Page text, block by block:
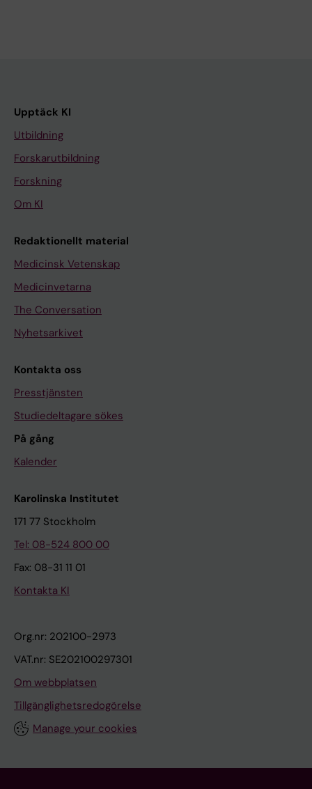
Upptäck KI
Utbildning
Forskarutbildning
Forskning
Om KI
Redaktionellt material
Medicinsk Vetenskap
Medicinvetarna
The Conversation
Nyhetsarkivet
Kontakta oss
Presstjänsten
Studiedeltagare sökes
På gång
Kalender
Karolinska Institutet
171 77 Stockholm
Tel: 08-524 800 00
Fax: 08-31 11 01
Kontakta KI
Org.nr: 202100-2973
VAT.nr: SE202100297301
Om webbplatsen
Tillgänglighetsredogörelse
Manage your cookies